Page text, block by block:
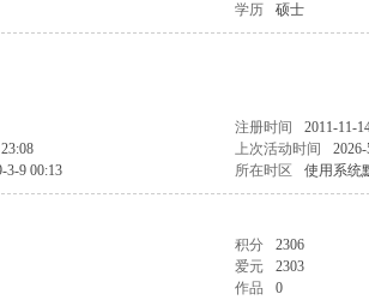
学历 硕士
注册时间
2011-11-
上次活动时间
3-9 00:13 所在时区 使用系统
积分
2306
爱元
2303
作品
0